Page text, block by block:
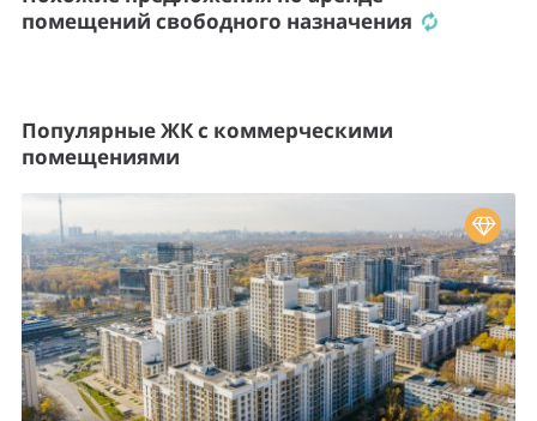
помещений свободного назначения
Популярные ЖК с коммерческими
помещениями